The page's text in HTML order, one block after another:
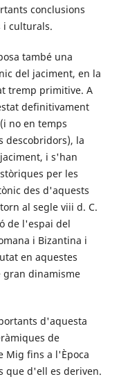
conclusions
i culturals.
també una
del jaciment, en la
tremp primitive. A
definitivament
no en temps
descobridors), la
i s'han
per les
des d'aquests
al segle viii d. C.
de l'espai del
i Bizantina i
en aquestes
gran dinamisme
d'aquesta
de
Mig fins a l'Època
que d'ell es deriven.